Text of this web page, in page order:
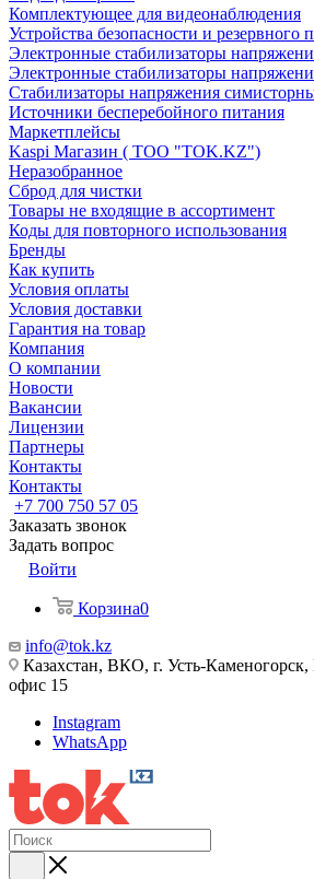
Комплектующее для видеонаблюдения
Устройства безопасности и резервного
Электронные стабилизаторы
Электронные стабилизаторы
Стабилизаторы напряжения
Источники бесперебойного питания
Маркетплейсы
Kaspi Магазин ( ТОО "TOK.KZ")
Неразобранное
Сброд для чистки
Товары не входящие в ассортимент
Коды для повторного использования
Бренды
Как купить
Условия оплаты
Условия доставки
Гарантия на товар
Компания
О компании
Новости
Вакансии
Лицензии
Партнеры
Контакты
Контакты
+7 700 750 57 05
Заказать звонок
Задать вопрос
Войти
Корзина0
info@tok.kz
Казахстан, ВКО, г. Усть-Каменогорск,
офис 15
Instagram
WhatsApp